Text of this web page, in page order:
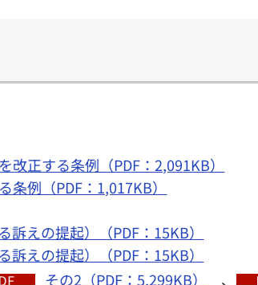
正する条例（PDF：2,091KB）
例（PDF：1,017KB）
えの提起）（PDF：15KB）
えの提起）（PDF：15KB）
その2（PDF：5,299KB） 、